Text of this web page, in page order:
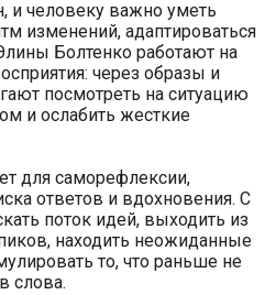
и человеку важно уметь
изменений, адаптироваться
Болтенко работают на
через образы и
посмотреть на ситуацию
и ослабить жесткие
для саморефлексии,
ответов и вдохновения. С
поток идей, выходить из
находить неожиданные
то, что раньше не
слова.